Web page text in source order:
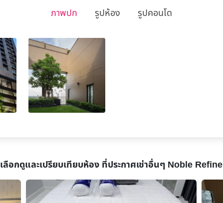
ภาพปก รูปห้อง รูปคอนโด
เลือกดูและเปรียบเทียบห้อง ที่ประกาศเช่าอื่นๆ Noble Refine